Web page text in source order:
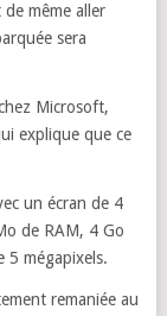
de même aller
sera
Microsoft,
explique que ce
un écran de 4
de RAM, 4 Go
5 mégapixels.
remaniée au